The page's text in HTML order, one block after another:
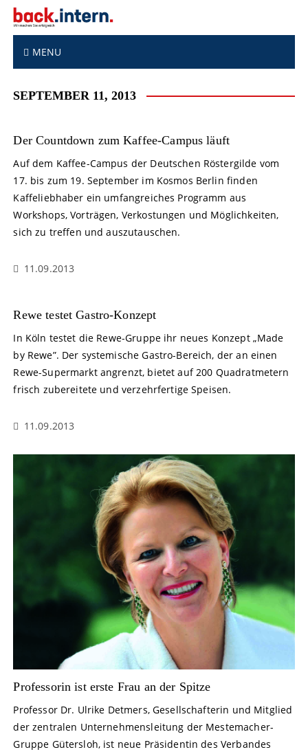
MENU
SEPTEMBER 11, 2013
Der Countdown zum Kaffee-Campus läuft
Auf dem Kaffee-Campus der Deutschen Röstergilde vom
17. bis zum 19. September im Kosmos Berlin finden
Kaffeliebhaber ein umfangreiches Programm aus
Workshops, Vorträgen, Verkostungen und Möglichkeiten,
sich zu treffen und auszutauschen.
11.09.2013
Rewe testet Gastro-Konzept
In Köln testet die Rewe-Gruppe ihr neues Konzept „Made
by Rewe”. Der systemische Gastro-Bereich, der an einen
Rewe-Supermarkt angrenzt, bietet auf 200 Quadratmetern
frisch zubereitete und verzehrfertige Speisen.
11.09.2013
Professorin ist erste Frau an der Spitze
Professor Dr. Ulrike Detmers, Gesellschafterin und Mitglied
der zentralen Unternehmensleitung der Mestemacher-
Gruppe Gütersloh, ist neue Präsidentin des Verbandes